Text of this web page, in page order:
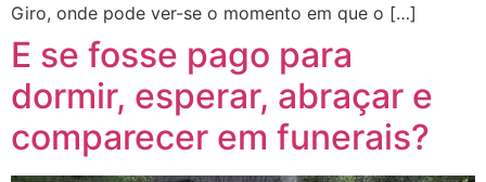
Giro, onde pode ver-se o momento em que o […]
E se fosse pago para
dormir, esperar, abraçar e
comparecer em funerais?